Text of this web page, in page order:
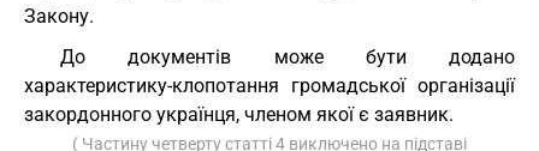
Закону.
До документів може бути додано
характеристику-клопотання громадської організації
закордонного українця, членом якої є заявник.
( Частину четверту статті 4 виключено на підставі